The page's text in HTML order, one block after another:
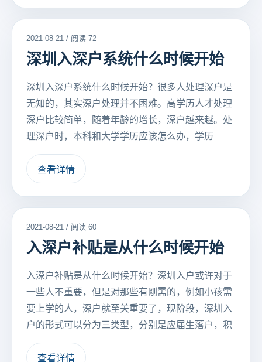
2021-08-21 / 阅读 72
深圳入深户系统什么时候开始
深圳入深户系统什么时候开始？很多人处理深户是
无知的，其实深户处理并不困难。高学历人才处理
深户比较简单，随着年龄的增长，深户越来越。处
理深户时，本科和大学学历应该怎么办，学历
查看详情
2021-08-21 / 阅读 60
入深户补贴是从什么时候开始
入深户补贴是从什么时候开始？深圳入户或许对于
一些人不重要，但是对那些有刚需的，例如小孩需
要上学的人，深户就至关重要了，现阶段，深圳入
户的形式可以分为三类型，分别是应届生落户，积
查看详情